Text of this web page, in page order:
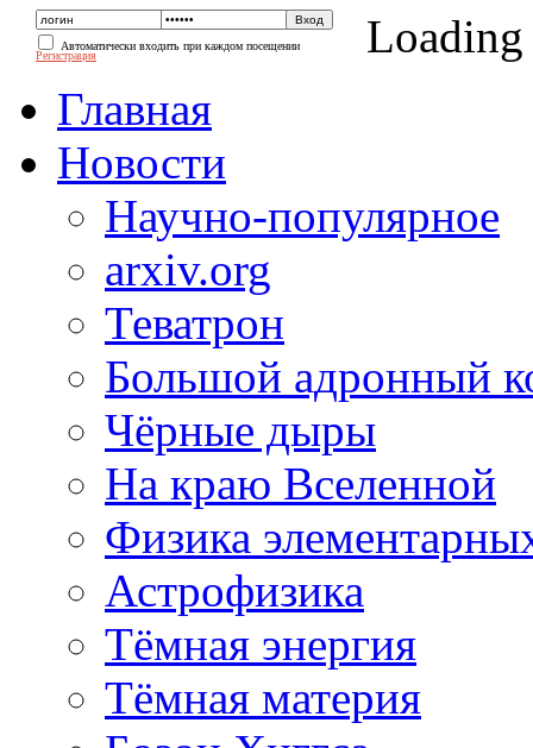
Автоматически входить при каждом посещении
Регистрация
Loading
Главная
Новости
Научно-популярное
arxiv.org
Теватрон
Большой адронный
Чёрные дыры
На краю Вселенной
Физика
Астрофизика
Тёмная энергия
Тёмная материя